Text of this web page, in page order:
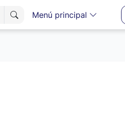
Menú principal